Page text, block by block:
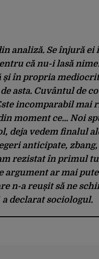
analiză. Se înjură
că nu-i lasă
în propria
asta. Cuvântul de
incomparabil mai
moment ce… Noi
deja vedem finalul
anticipate,
rezistat în primul
argument ar mai
n-a reușit să ne
a declarat sociologul.